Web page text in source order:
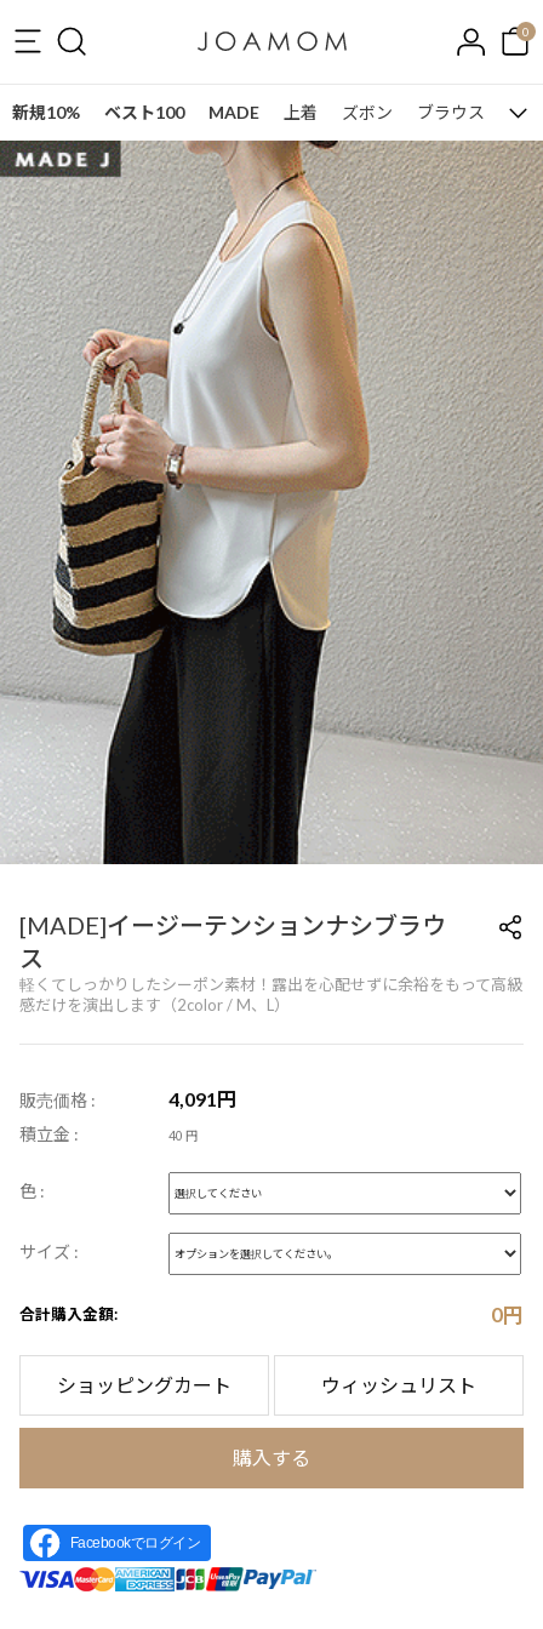
0
新規10% ベスト100 MADE 上着 ズボン ブラウス ワ
[MADE]イージーテンションナシブラウ
ス
軽くてしっかりしたシーポン素材！露出を心配せずに余裕をもって高級
感だけを演出します（2color / M、L）
販売価格 : 4,091 円
積立金 : 40 円
色 :
サイズ :
合計購入金額: 0円
ショッピングカート ウィッシュリスト
購入する
Facebookでログイン